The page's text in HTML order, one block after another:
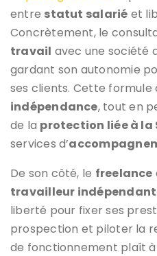
entre statut salarié et
Concrètement, le
travail avec une société
gardant son autonomie
ses clients. Cette formule
indépendance, tout en
de la protection liée à la
services d’
De son côté, le freelance
travailleur indépendant
liberté pour fixer ses
prospection et piloter la
de fonctionnement plaît